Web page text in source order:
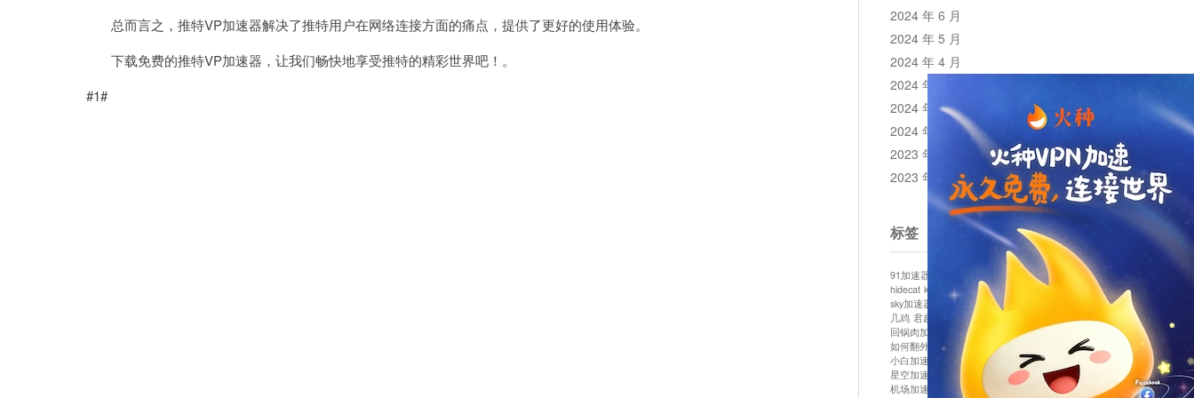
总而言之，推特VP加速器解决了推特用户在网络连接方面的痛点，提供了更好的使用体验。
下载免费的推特VP加速器，让我们畅快地享受推特的精彩世界吧！。
#1#
2024 年 6 月
2024 年 5 月
2024 年 4 月
2024 年 3 月
2024 年 2 月
2024 年 1 月
2023 年 12 月
2023 年 11 月
标签
91加速器 bluelayer加速器
clash节点
hidecat kuai500 panda加速器
plex加速器
sky加速器
telegram加速器 中信加速器
云梯加速器
几鸡 君越加速器 哔咔漫画加速器
唐师傅加速器
回锅肉加速器
坚果加速器 壹点加速器
如何翻外墙网站 小哈vp加速器
小火箭加速器
小白加速器
布谷vp加速器 心阶云 快连
星空加速器
最新版clash安卓下载
月光加速器
机场加速器
松果云 极快加速器
梯子加速器